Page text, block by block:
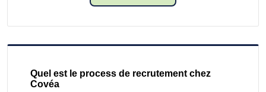
Quel est le process de recrutement chez
Covéa